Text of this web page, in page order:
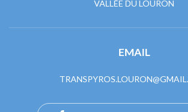
VALLÉE DU LOURON
EMAIL